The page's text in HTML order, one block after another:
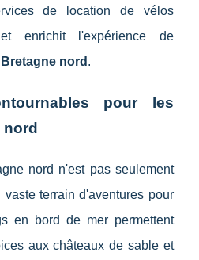
de location de vélos
enrichit l'expérience de
nord .
pour les
nord n'est pas seulement
terrain d'aventures pour
en bord de mer permettent
aux châteaux de sable et